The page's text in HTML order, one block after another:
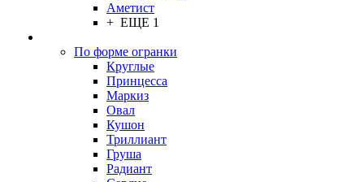
Аметист
+ ЕЩЕ 1
По форме огранки
Круглые
Принцесса
Маркиз
Овал
Кушон
Триллиант
Груша
Радиант